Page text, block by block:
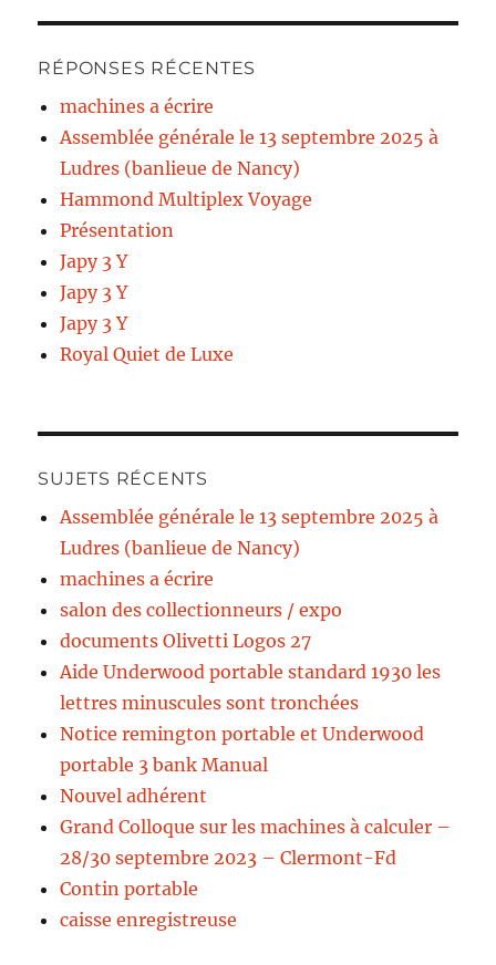
RÉPONSES RÉCENTES
machines a écrire
Assemblée générale le 13 septembre 2025 à
Ludres (banlieue de Nancy)
Hammond Multiplex Voyage
Présentation
Japy 3 Y
Japy 3 Y
Japy 3 Y
Royal Quiet de Luxe
SUJETS RÉCENTS
Assemblée générale le 13 septembre 2025 à
Ludres (banlieue de Nancy)
machines a écrire
salon des collectionneurs / expo
documents Olivetti Logos 27
Aide Underwood portable standard 1930 les
lettres minuscules sont tronchées
Notice remington portable et Underwood
portable 3 bank Manual
Nouvel adhérent
Grand Colloque sur les machines à calculer –
28/30 septembre 2023 – Clermont-Fd
Contin portable
caisse enregistreuse